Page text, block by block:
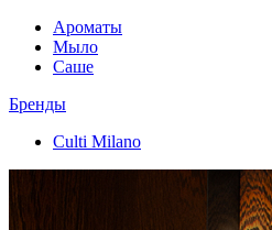
Ароматы
Мыло
Саше
Бренды
Culti Milano